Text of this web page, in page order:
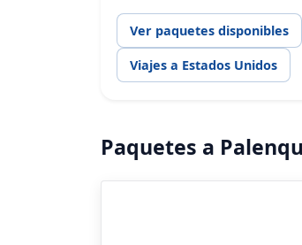
Ver paquetes disponibles
Viajes a Estados Unidos
Paquetes a